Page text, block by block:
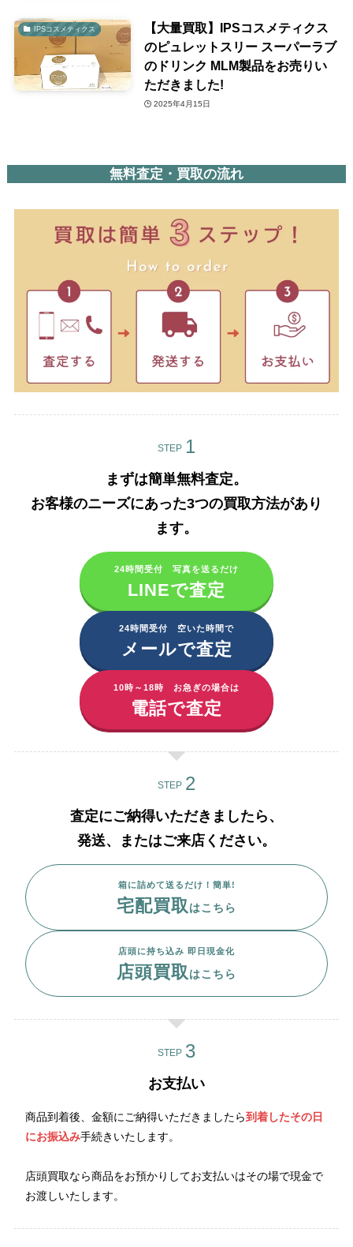
IPSコスメティクス
【大量買取】IPSコスメティクス
のピュレットスリー スーパーラブ
のドリンク MLM製品をお売りい
ただきました!
2025年4月15日
無料査定・買取の流れ
STEP
まずは簡単無料査定。
お客様のニーズにあった3つの買取方法があり
ます。​
24時間受付 写真を送るだけ
LINEで査定
24時間受付 空いた時間で
メールで査定
10時～18時 お急ぎの場合は
電話で査定
STEP
査定にご納得いただきましたら、
発送、またはご来店ください。
箱に詰めて送るだけ！簡単!
宅配買取はこちら
店頭に持ち込み 即日現金化
店頭買取はこちら
STEP
お支払い
商品到着後、金額にご納得いただきましたら到着したその日
にお振込み手続きいたします。
店頭買取なら商品をお預かりしてお支払いはその場で現金で
お渡しいたします。